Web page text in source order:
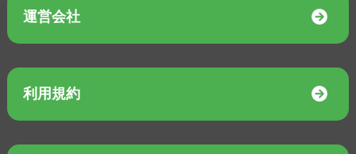
運営会社
利用規約